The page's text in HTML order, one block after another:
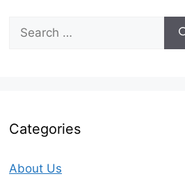
Search
for:
Categories
About Us